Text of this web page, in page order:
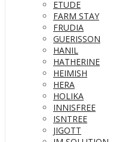
ETUDE
FARM STAY
FRUDIA
GUERISSON
HANIL
HATHERINE
HEIMISH
HERA
HOLIKA
INNISFREE
ISNTREE
JIGOTT